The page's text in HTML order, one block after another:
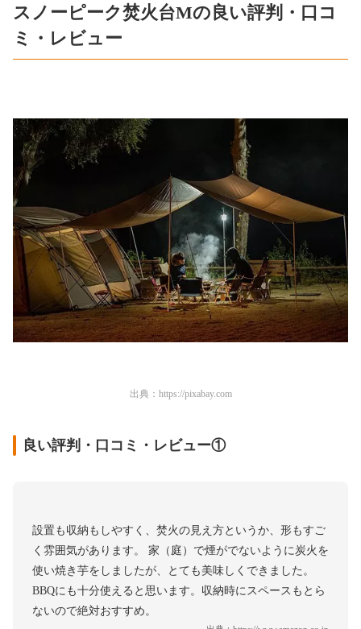
スノーピーク焚火台Mの良い評判・口コ
ミ・レビュー
出典： https://pixabay.com
良い評判・口コミ・レビュー①
設置も収納もしやすく、焚火の見え方というか、形もすご
く雰囲気があります。 家（庭）で煙がでないように炭火を
使い焼き芋をしましたが、とても美味しくできました。
BBQにも十分使えると思います。収納時にスペースもとら
ないので絶対おすすめ。